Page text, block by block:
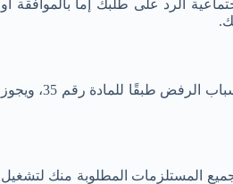
الرد على طلبك إما بالموافقة أو
في حالة كانت الإجابة بالرفض فإنه على مديرية الشؤون الاجتماعية توضيح أسباب الرفض طبقًا للمادة رقم 35، ويجوز
المستلزمات المطلوبة منك لتشغيل